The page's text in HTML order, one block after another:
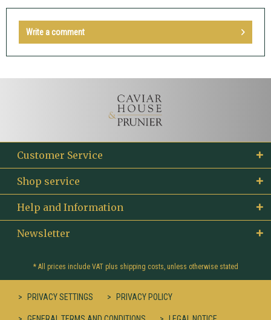
Write a comment
Customer Service
Shop service
Help and Information
Newsletter
* All prices include VAT plus shipping costs, unless otherwise stated
PRIVACY SETTINGS PRIVACY POLICY